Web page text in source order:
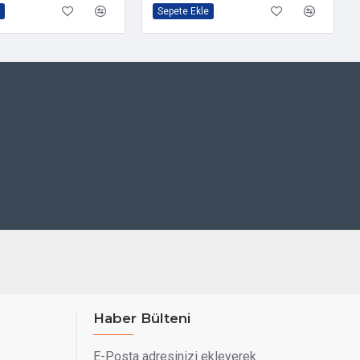
Sepete Ekle
Haber Bülteni
E-Posta adresinizi ekleyerek